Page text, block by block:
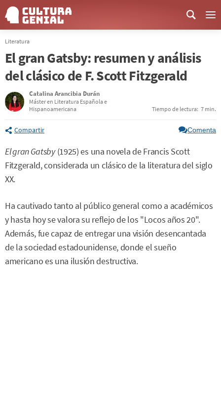
Literatura
El gran Gatsby: resumen y análisis
del clásico de F. Scott Fitzgerald
Catalina Arancibia Durán
Máster en Literatura Española e
Hispanoamericana
Tiempo de lectura: 7 min.
Compartir Comenta
El gran Gatsby(1925) es una novela de Francis Scott
Fitzgerald, considerada un clásico de la literatura del siglo
XX.
Ha cautivado tanto al público general como a académicos
y hasta hoy se valora su reflejo de los "Locos años 20".
Además, fue capaz de entregar una visión desencantada
de la sociedad estadounidense, donde el sueño
americano es una ilusión destructiva.